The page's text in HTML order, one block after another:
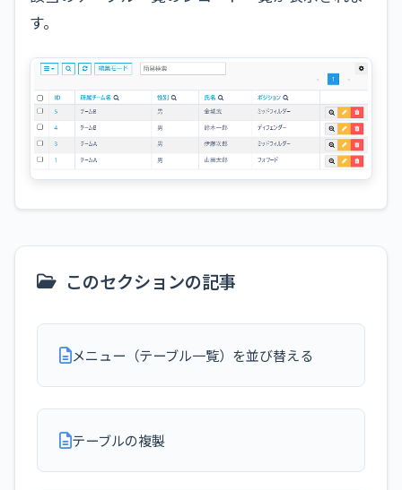
す。
このセクションの記事
メニュー（テーブル一覧）を並び替える
テーブルの複製